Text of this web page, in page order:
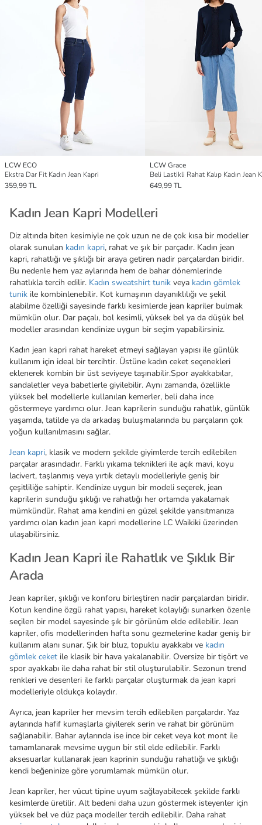
LCW ECO
Ekstra Dar Fit Kadın Jean Kapri
359,99 TL
LCW Grace
Beli Lastikli Rahat Kalıp Kadın Jean
649,99 TL
Kadın Jean Kapri Modelleri
Diz altında biten kesimiyle ne çok uzun ne de çok kısa bir modeller
olarak sunulan kadın kapri, rahat ve şık bir parçadır. Kadın jean
kapri, rahatlığı ve şıklığı bir araya getiren nadir parçalardan biridir.
Bu nedenle hem yaz aylarında hem de bahar dönemlerinde
rahatlıkla tercih edilir. Kadın sweatshirt tunik veya kadın gömlek
tunik ile kombinlenebilir. Kot kumaşının dayanıklılığı ve şekil
alabilme özelliği sayesinde farklı kesimlerde jean kapriler bulmak
mümkün olur. Dar paçalı, bol kesimli, yüksek bel ya da düşük bel
modeller arasından kendinize uygun bir seçim yapabilirsiniz.
Kadın jean kapri rahat hareket etmeyi sağlayan yapısı ile günlük
kullanım için ideal bir tercihtir. Üstüne kadın ceket seçenekleri
eklenerek kombin bir üst seviyeye taşınabilir.Spor ayakkabılar,
sandaletler veya babetlerle giyilebilir. Aynı zamanda, özellikle
yüksek bel modellerle kullanılan kemerler, beli daha ince
göstermeye yardımcı olur. Jean kaprilerin sunduğu rahatlık, günlük
yaşamda, tatilde ya da arkadaş buluşmalarında bu parçaların çok
yoğun kullanılmasını sağlar.
Jean kapri, klasik ve modern şekilde giyimlerde tercih edilebilen
parçalar arasındadır. Farklı yıkama teknikleri ile açık mavi, koyu
lacivert, taşlanmış veya yırtık detaylı modelleriyle geniş bir
çeşitliliğe sahiptir. Kendinize uygun bir modeli seçerek, jean
kaprilerin sunduğu şıklığı ve rahatlığı her ortamda yakalamak
mümkündür. Rahat ama kendini en güzel şekilde yansıtmanıza
yardımcı olan kadın jean kapri modellerine LC Waikiki üzerinden
ulaşabilirsiniz.
Kadın Jean Kapri ile Rahatlık ve Şıklık Bir
Arada
Jean kapriler, şıklığı ve konforu birleştiren nadir parçalardan biridir.
Kotun kendine özgü rahat yapısı, hareket kolaylığı sunarken özenle
seçilen bir model sayesinde şık bir görünüm elde edilebilir. Jean
kapriler, ofis modellerinden hafta sonu gezmelerine kadar geniş bir
kullanım alanı sunar. Şık bir bluz, topuklu ayakkabı ve kadın
gömlek ceket ile klasik bir hava yakalanabilir. Oversize bir tişört ve
spor ayakkabı ile daha rahat bir stil oluşturulabilir. Sezonun trend
renkleri ve desenleri ile farklı parçalar oluşturmak da jean kapri
modelleriyle oldukça kolaydır.
Ayrıca, jean kapriler her mevsim tercih edilebilen parçalardır. Yaz
aylarında hafif kumaşlarla giyilerek serin ve rahat bir görünüm
sağlanabilir. Bahar aylarında ise ince bir ceket veya kot mont ile
tamamlanarak mevsime uygun bir stil elde edilebilir. Farklı
aksesuarlar kullanarak jean kaprinin sunduğu rahatlığı ve şıklığı
kendi beğeninize göre yorumlamak mümkün olur.
Jean kapriler, her vücut tipine uyum sağlayabilecek şekilde farklı
kesimlerde üretilir. Alt bedeni daha uzun göstermek isteyenler için
yüksek bel ve düz paça modeller tercih edilebilir. Daha rahat